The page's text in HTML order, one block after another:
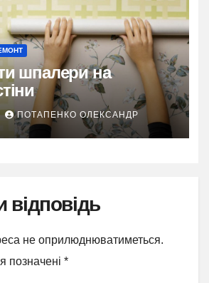
шпалери на
ПОТАПЕНКО ОЛЕКСАНДР
не оприлюднюватиметься.
позначені *